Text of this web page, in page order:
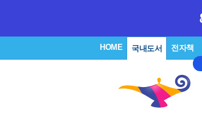
HOME 국내도서 전자책